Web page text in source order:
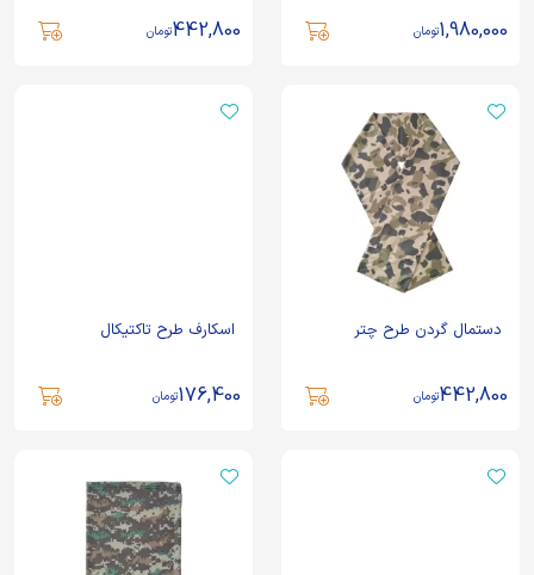
1,980,000تومان 442,800تومان
دستمال گردن طرح چتر
442,800تومان
اسکارف طرح تاکتیکال
176,400تومان